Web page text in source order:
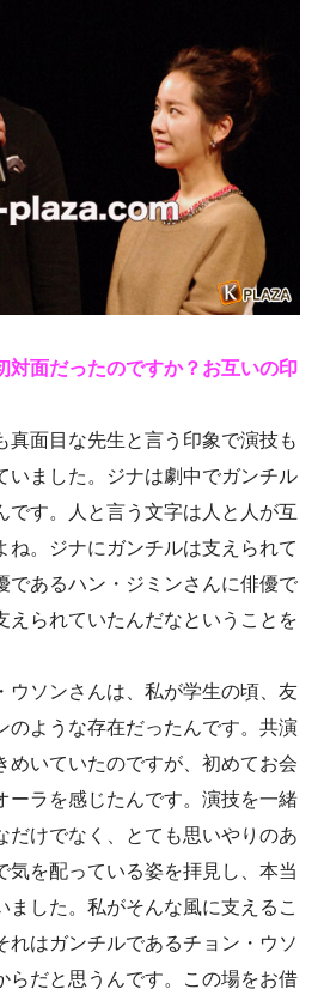
面だったのですか？お互いの印
真面目な先生と言う印象で演技も
いました。ジナは劇中でガンチル
です。人と言う文字は人と人が互
ね。ジナにガンチルは支えられて
であるハン・ジミンさんに俳優で
えられていたんだなということを
ウソンさんは、私が学生の頃、友
のような存在だったんです。共演
めいていたのですが、初めてお会
ーラを感じたんです。演技を一緒
だけでなく、とても思いやりのあ
気を配っている姿を拝見し、本当
ました。私がそんな風に支えるこ
れはガンチルであるチョン・ウソ
らだと思うんです。この場をお借